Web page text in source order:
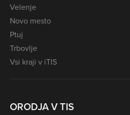
Velenje
Novo mesto
Ptuj
Trbovlje
Vsi kraji v iTIS
ORODJA V TIS